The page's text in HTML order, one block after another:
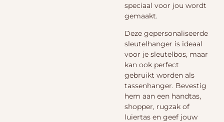
speciaal voor jou wordt
gemaakt.
Deze gepersonaliseerde
sleutelhanger is ideaal
voor je sleutelbos, maar
kan ook perfect
gebruikt worden als
tassenhanger. Bevestig
hem aan een handtas,
shopper, rugzak of
luiertas en geef jouw